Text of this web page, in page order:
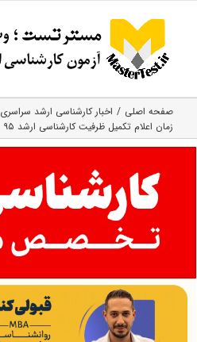
content
صفحه اصلی
اخبار کارشناسی ارشد سراسری
زمان اعلام تکمیل ظرفیت کارشناسی ارشد ۹۵